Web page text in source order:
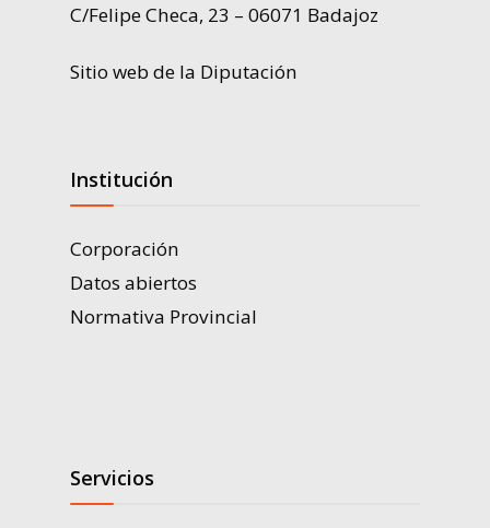
C/Felipe Checa, 23 – 06071 Badajoz
Sitio web de la Diputación
Institución
Corporación
Datos abiertos
Normativa Provincial
Servicios